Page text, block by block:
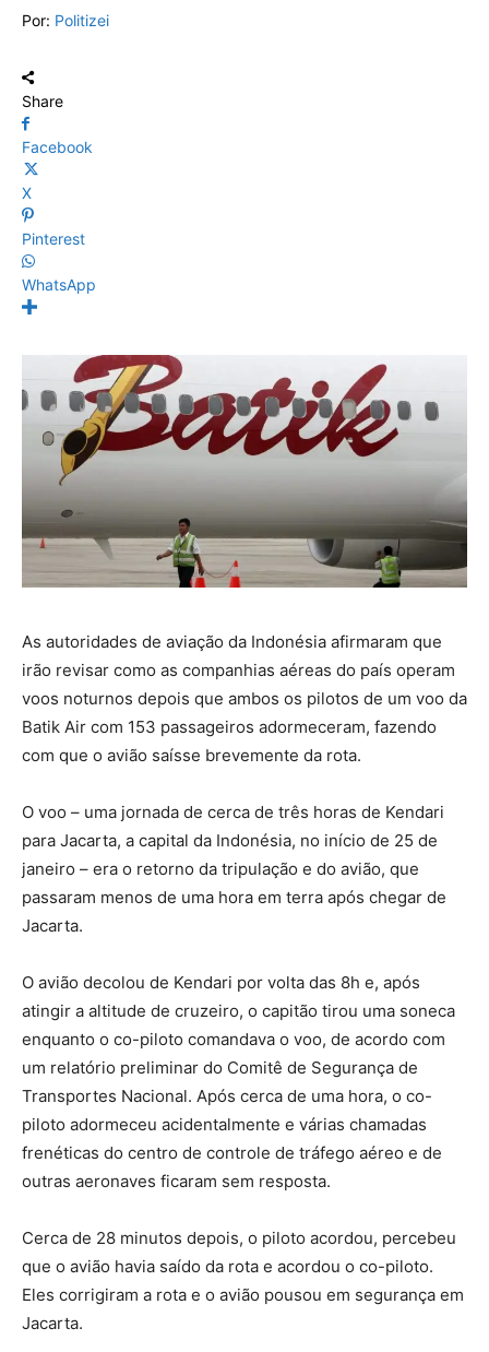
Por: Politizei
Share
Facebook
X
Pinterest
WhatsApp
As autoridades de aviação da Indonésia afirmaram que
irão revisar como as companhias aéreas do país operam
voos noturnos depois que ambos os pilotos de um voo da
Batik Air com 153 passageiros adormeceram, fazendo
com que o avião saísse brevemente da rota.
O voo – uma jornada de cerca de três horas de Kendari
para Jacarta, a capital da Indonésia, no início de 25 de
janeiro – era o retorno da tripulação e do avião, que
passaram menos de uma hora em terra após chegar de
Jacarta.
O avião decolou de Kendari por volta das 8h e, após
atingir a altitude de cruzeiro, o capitão tirou uma soneca
enquanto o co-piloto comandava o voo, de acordo com
um relatório preliminar do Comitê de Segurança de
Transportes Nacional. Após cerca de uma hora, o co-
piloto adormeceu acidentalmente e várias chamadas
frenéticas do centro de controle de tráfego aéreo e de
outras aeronaves ficaram sem resposta.
Cerca de 28 minutos depois, o piloto acordou, percebeu
que o avião havia saído da rota e acordou o co-piloto.
Eles corrigiram a rota e o avião pousou em segurança em
Jacarta.